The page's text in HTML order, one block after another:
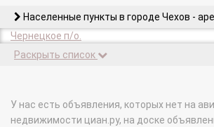
Населенные пункты в городе Чехов -
Чернецкое п/о.
Раскрыть список
У нас есть объявления, которых нет на
недвижимости циан.ру, на доске